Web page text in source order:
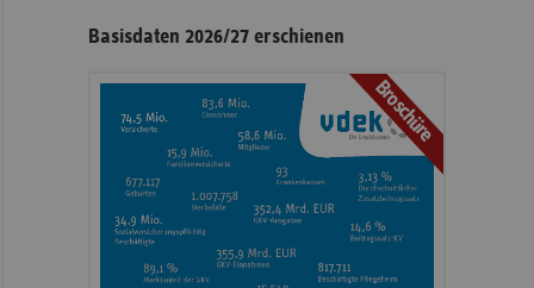
Basisdaten 2026/27 erschienen
Broschüre